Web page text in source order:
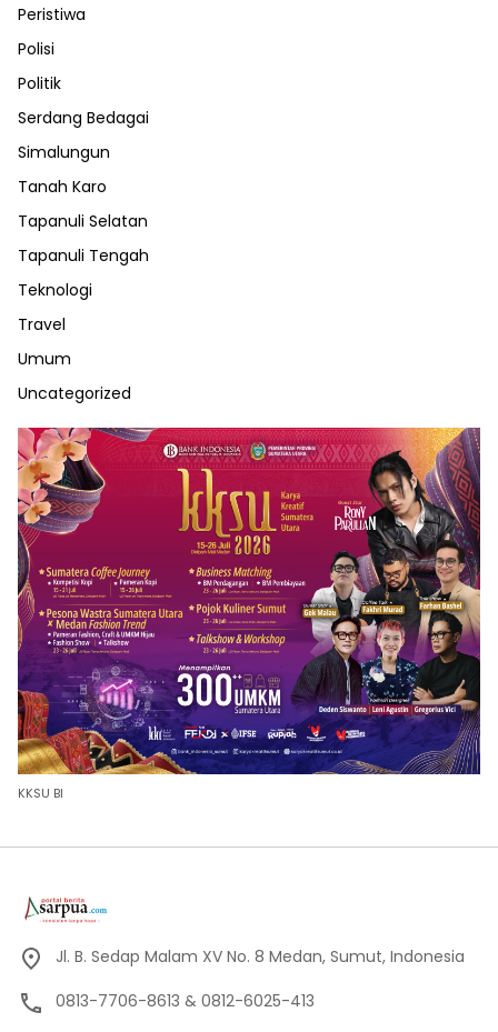
Peristiwa
Polisi
Politik
Serdang Bedagai
Simalungun
Tanah Karo
Tapanuli Selatan
Tapanuli Tengah
Teknologi
Travel
Umum
Uncategorized
KKSU BI
Jl. B. Sedap Malam XV No. 8 Medan, Sumut, Indonesia
0813-7706-8613 & 0812-6025-413